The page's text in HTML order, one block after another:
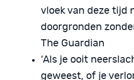
vloek van deze tijd
doorgronden
The Guardian
‘Als je ooit
geweest, of je